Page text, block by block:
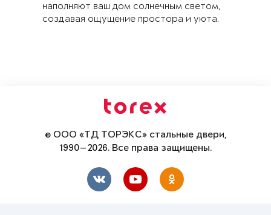
наполняют ваш дом солнечным светом,
создавая ощущение простора и уюта.
© ООО «ТД ТОРЭКС» стальные двери,
1990—2026. Все права защищены.